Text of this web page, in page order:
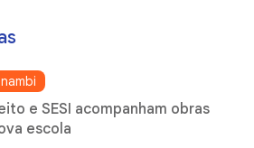
e SESI acompanham obras
escola